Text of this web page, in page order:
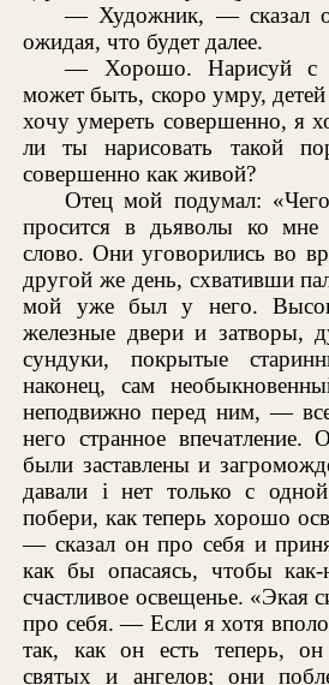
— Художник, — сказал
ожидая, что будет далее.
— Хорошо. Нарисуй с
может быть, скоро умру,
хочу умереть совершенно, я
ли ты нарисовать такой
совершенно как живой?
Отец мой подумал:
просится в дьяволы ко
слово. Они уговорились во
другой же день, схвативши
мой уже был у него.
железные двери и затворы,
сундуки, покрытые
наконец, сам
неподвижно перед ним, —
него странное впечатление.
были заставлены и
давали i нет только с
побери, как теперь хорошо
— сказал он про себя и
как бы опасаясь, чтобы как-
счастливое освещенье. «Экая
про себя. — Если я хотя
так, как он есть теперь,
святых и ангелов; они